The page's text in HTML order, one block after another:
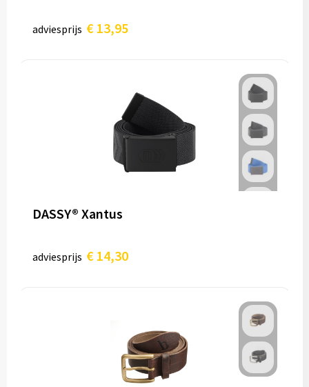
adviesprijs € 13,95
DASSY® Xantus
adviesprijs € 14,30